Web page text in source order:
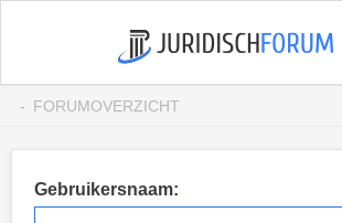
FORUMOVERZICHT
Gebruikersnaam: